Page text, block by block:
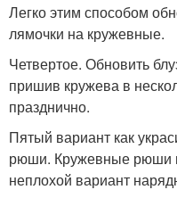
Легко этим способом
лямочки на кружевные.
Четвертое. Обновить
пришив кружева в
празднично.
Пятый вариант как
рюши. Кружевные рюши
неплохой вариант